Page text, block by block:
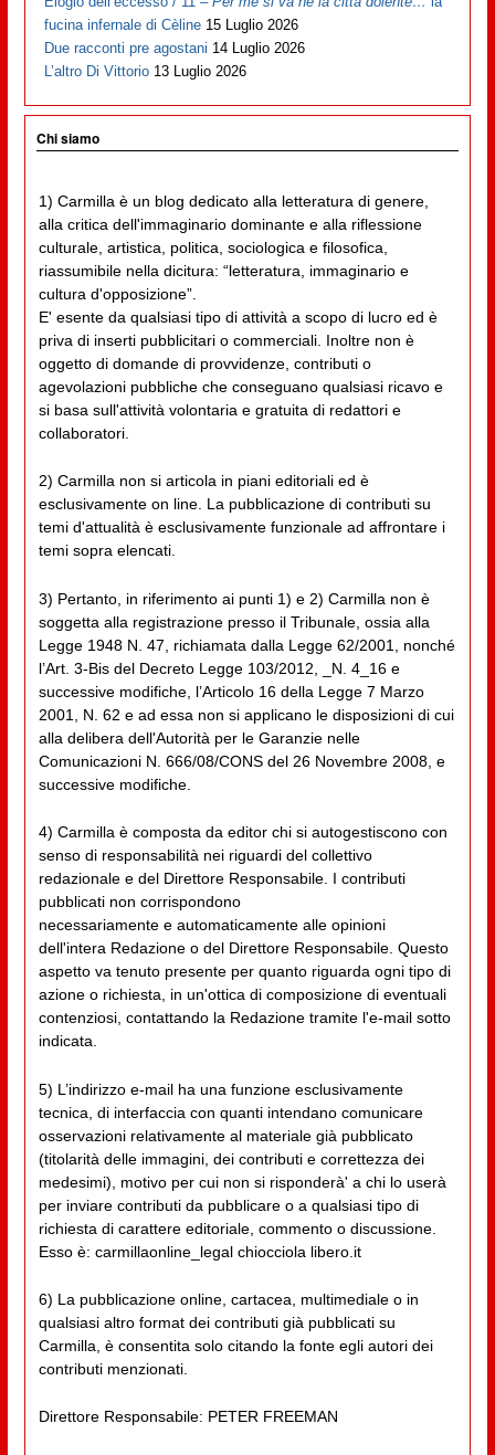
fucina infernale di Cèline 15 Luglio 2026
Due racconti pre agostani 14 Luglio 2026
L’altro Di Vittorio 13 Luglio 2026
Chi siamo
1) Carmilla è un blog dedicato alla letteratura di genere,
alla critica dell'immaginario dominante e alla riflessione
culturale, artistica, politica, sociologica e filosofica,
riassumibile nella dicitura: “letteratura, immaginario e
cultura d'opposizione”.
E' esente da qualsiasi tipo di attività a scopo di lucro ed è
priva di inserti pubblicitari o commerciali. Inoltre non è
oggetto di domande di provvidenze, contributi o
agevolazioni pubbliche che conseguano qualsiasi ricavo e
si basa sull'attività volontaria e gratuita di redattori e
collaboratori.
2) Carmilla non si articola in piani editoriali ed è
esclusivamente on line. La pubblicazione di contributi su
temi d'attualità è esclusivamente funzionale ad affrontare i
temi sopra elencati.
3) Pertanto, in riferimento ai punti 1) e 2) Carmilla non è
soggetta alla registrazione presso il Tribunale, ossia alla
Legge 1948 N. 47, richiamata dalla Legge 62/2001, nonché
l’Art. 3-Bis del Decreto Legge 103/2012, _N. 4_16 e
successive modifiche, l’Articolo 16 della Legge 7 Marzo
2001, N. 62 e ad essa non si applicano le disposizioni di cui
alla delibera dell'Autorità per le Garanzie nelle
Comunicazioni N. 666/08/CONS del 26 Novembre 2008, e
successive modifiche.
4) Carmilla è composta da editor chi si autogestiscono con
senso di responsabilità nei riguardi del collettivo
redazionale e del Direttore Responsabile. I contributi
pubblicati non corrispondono
necessariamente e automaticamente alle opinioni
dell'intera Redazione o del Direttore Responsabile. Questo
aspetto va tenuto presente per quanto riguarda ogni tipo di
azione o richiesta, in un'ottica di composizione di eventuali
contenziosi, contattando la Redazione tramite l'e-mail sotto
indicata.
5) L’indirizzo e-mail ha una funzione esclusivamente
tecnica, di interfaccia con quanti intendano comunicare
osservazioni relativamente al materiale già pubblicato
(titolarità delle immagini, dei contributi e correttezza dei
medesimi), motivo per cui non si risponderà' a chi lo userà
per inviare contributi da pubblicare o a qualsiasi tipo di
richiesta di carattere editoriale, commento o discussione.
Esso è: carmillaonline_legal chiocciola libero.it
6) La pubblicazione online, cartacea, multimediale o in
qualsiasi altro format dei contributi già pubblicati su
Carmilla, è consentita solo citando la fonte egli autori dei
contributi menzionati.
Direttore Responsabile: PETER FREEMAN